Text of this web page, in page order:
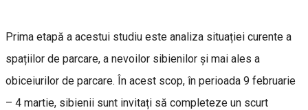
Prima etapă a acestui studiu este analiza situației curente a
spațiilor de parcare, a nevoilor sibienilor și mai ales a
obiceiurilor de parcare. În acest scop, în perioada 9 februarie
– 4 martie, sibienii sunt invitați să completeze un scurt